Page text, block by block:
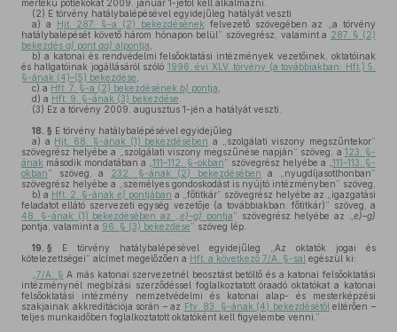
mértékű pótlékokat 2009. január 1-jétől kell alkalmazni.
(2) E törvény hatálybalépésével egyidejűleg hatályát veszti
a) a Hjt. 287. §-a (2) bekezdésének felvezető szövegében az „a törvény
hatálybalépését követő három hónapon belül” szövegrész, valamint a 287. § (2)
bekezdés a) pont aa) alpontja
b) a katonai és rendvédelmi felsőoktatási intézmények vezetőinek, oktatóinak
és hallgatóinak jogállásáról szóló 1996. évi XLV. törvény (a továbbiakban: Hft.) 5.
§-ának (4)–(5) bekezdése
c) a Hft. 7. §-a (2) bekezdésének b) pontja
d) a Hft. 9. §-ának (3) bekezdése
(3) Ez a törvény 2009. augusztus 1-jén a hatályát veszti.
18. § E törvény hatálybalépésével egyidejűleg
a) a Hjt. 68. §-ának (1) bekezdésében a „szolgálati viszony megszűntekor”
szövegrész helyébe a „szolgálati viszony megszűnése napján” szöveg, a 123. §-
ának második mondatában a „111–112. §-okban” szövegrész helyébe a „ 111–113. §-
okban” szöveg, a 232. §-ának (2) bekezdésében a „nyugdíjasotthonban”
szövegrész helyébe a „személyes gondoskodást is nyújtó intézményben” szöveg,
b) a Hft. 2. §-ának e) pontjában a „főtitkár” szövegrész helyébe az „igazgatási
feladatot ellátó szervezeti egység vezetője (a továbbiakban: főtitkár)” szöveg, a
48. §-ának (1) bekezdésében az „ e)–g) pontja” szövegrész helyébe az „e)–g)
pontja, valamint a 96. § (3) bekezdése” szöveg lép.
19. § E törvény hatálybalépésével egyidejűleg „Az oktatók jogai és
kötelezettségei” alcímet megelőzően a Hft. a következő 7/A. §-sal egészül ki:
7/A. § A más katonai szervezetnél beosztást betöltő és a katonai felsőoktatási
intézménynél megbízási szerződéssel foglalkoztatott óraadó oktatókat a katonai
felsőoktatási intézmény nemzetvédelmi és katonai alap- és mesterképzési
szakjainak akkreditációja során – az Ftv. 83. §-ának (4) bekezdésétől eltérően –
teljes munkaidőben foglalkoztatott oktatóként kell figyelembe venni.”